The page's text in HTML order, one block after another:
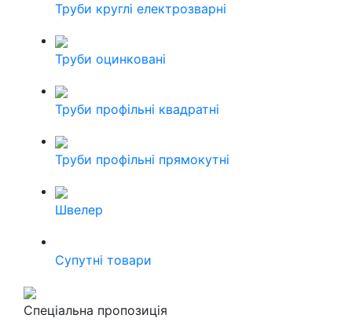
Труби круглі електрозварні
Труби оцинковані
Труби профільні квадратні
Труби профільні прямокутні
Швелер
Cупутні товари
Спеціальна пропозиція